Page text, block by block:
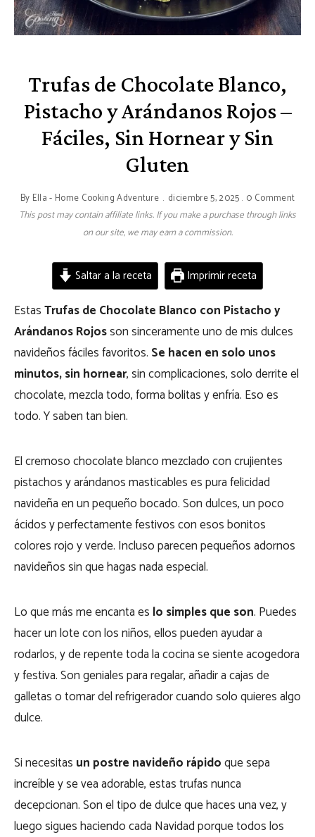
Trufas de Chocolate Blanco,
Pistacho y Arándanos Rojos –
Fáciles, Sin Hornear y Sin
Gluten
By Ella - Home Cooking Adventure diciembre 5, 2025 0 Comment
This post may contain affiliate links. If you make a purchase through links
on our site, we may earn a commission.
Saltar a la receta Imprimir receta
EstasTrufas de Chocolate Blanco con Pistacho y
Arándanos Rojosson sinceramente uno de mis dulces
navideños fáciles favoritos. Se hacen en solo unos
minutos, sin hornear, sin complicaciones, solo derrite el
chocolate, mezcla todo, forma bolitas y enfría. Eso es
todo. Y saben tan bien.
El cremoso chocolate blanco mezclado con crujientes
pistachos y arándanos masticables es pura felicidad
navideña en un pequeño bocado. Son dulces, un poco
ácidos y perfectamente festivos con esos bonitos
colores rojo y verde. Incluso parecen pequeños adornos
navideños sin que hagas nada especial.
Lo que más me encanta es lo simples que son. Puedes
hacer un lote con los niños, ellos pueden ayudar a
rodarlos, y de repente toda la cocina se siente acogedora
y festiva. Son geniales para regalar, añadir a cajas de
galletas o tomar del refrigerador cuando solo quieres algo
dulce.
Si necesitas un postre navideño rápidoque sepa
increíble y se vea adorable, estas trufas nunca
decepcionan. Son el tipo de dulce que haces una vez, y
luego sigues haciendo cada Navidad porque todos los